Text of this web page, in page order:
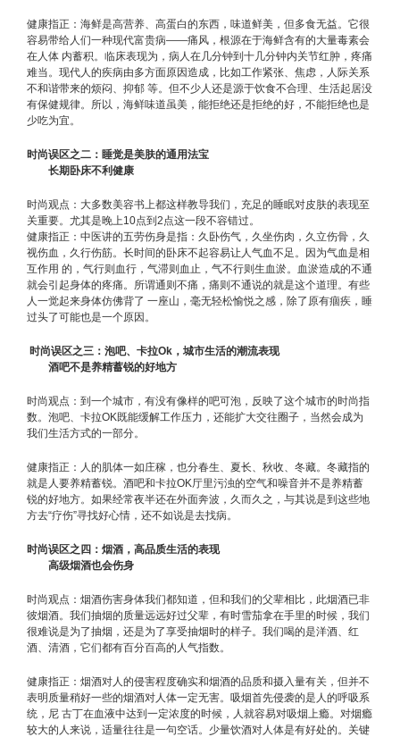
健康指正：海鲜是高营养、高蛋白的东西，味道鲜美，但多食无益。它很
容易带给人们一种现代富贵病——痛风，根源在于海鲜含有的大量毒素会
在人体 内蓄积。临床表现为，病人在几分钟到十几分钟内关节红肿，疼痛
难当。现代人的疾病由多方面原因造成，比如工作紧张、焦虑，人际关系
不和谐带来的烦闷、抑郁 等。但不少人还是源于饮食不合理、生活起居没
有保健规律。所以，海鲜味道虽美，能拒绝还是拒绝的好，不能拒绝也是
少吃为宜。
时尚误区之二：睡觉是美肤的通用法宝
长期卧床不利健康
时尚观点：大多数美容书上都这样教导我们，充足的睡眠对皮肤的表现至
关重要。尤其是晚上10点到2点这一段不容错过。
健康指正：中医讲的五劳伤身是指：久卧伤气，久坐伤肉，久立伤骨，久
视伤血，久行伤筋。长时间的卧床不起容易让人气血不足。因为气血是相
互作用 的，气行则血行，气滞则血止，气不行则生血淤。血淤造成的不通
就会引起身体的疼痛。所谓通则不痛，痛则不通说的就是这个道理。有些
人一觉起来身体仿佛背了 一座山，毫无轻松愉悦之感，除了原有痼疾，睡
过头了可能也是一个原因。
时尚误区之三：泡吧、卡拉Ok，城市生活的潮流表现
酒吧不是养精蓄锐的好地方
时尚观点：到一个城市，有没有像样的吧可泡，反映了这个城市的时尚指
数。泡吧、卡拉OK既能缓解工作压力，还能扩大交往圈子，当然会成为
我们生活方式的一部分。
健康指正：人的肌体一如庄稼，也分春生、夏长、秋收、冬藏。冬藏指的
就是人要养精蓄锐。酒吧和卡拉OK厅里污浊的空气和噪音并不是养精蓄
锐的好地方。如果经常夜半还在外面奔波，久而久之，与其说是到这些地
方去“疗伤”寻找好心情，还不如说是去找病。
时尚误区之四：烟酒，高品质生活的表现
高级烟酒也会伤身
时尚观点：烟酒伤害身体我们都知道，但和我们的父辈相比，此烟酒已非
彼烟酒。我们抽烟的质量远远好过父辈，有时雪茄拿在手里的时候，我们
很难说是为了抽烟，还是为了享受抽烟时的样子。我们喝的是洋酒、红
酒、清酒，它们都有百分百高的人气指数。
健康指正：烟酒对人的侵害程度确实和烟酒的品质和摄入量有关，但并不
表明质量稍好一些的烟酒对人体一定无害。吸烟首先侵袭的是人的呼吸系
统，尼 古丁在血液中达到一定浓度的时候，人就容易对吸烟上瘾。对烟瘾
较大的人来说，适量往往是一句空话。少量饮酒对人体是有好处的。关键